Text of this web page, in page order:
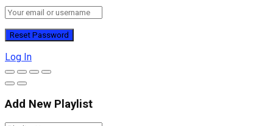
Log In
Add New Playlist